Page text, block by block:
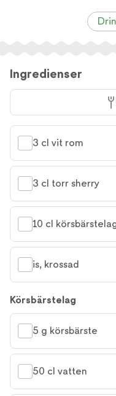
Ingredienser
3 cl vit rom
3 cl torr sherry
10 cl
is, krossad
Körsbärstelag
5 g körsbärste
50 cl vatten